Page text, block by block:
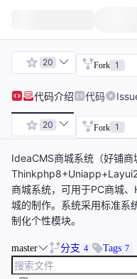
20 Fork 1
代码介绍 代码
20 Fork 1
IdeaCMS商城系统（好铺商
商城系统，可用于PC商城
城的制作。系统采用标准系
制化个性模块。
master 分支 4 Tags 7